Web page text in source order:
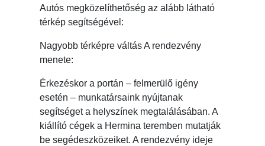
Autós megközelíthetőség az alább látható
térkép segítségével:
Nagyobb térképre váltás A rendezvény
menete:
Érkezéskor a portán – felmerülő igény
esetén – munkatársaink nyújtanak
segítséget a helyszínek megtalálásában. A
kiállító cégek a Hermina teremben mutatják
be segédeszközeiket. A rendezvény ideje